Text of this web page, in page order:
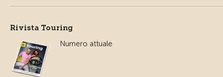
Rivista Touring
Numero attuale